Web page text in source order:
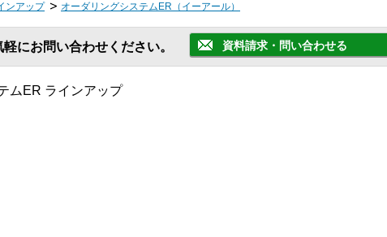
ンアップ オーダリングシステムER（イーアール）
にお問い合わせください。 資料請求・問い合わせる
ムER ラインアップ